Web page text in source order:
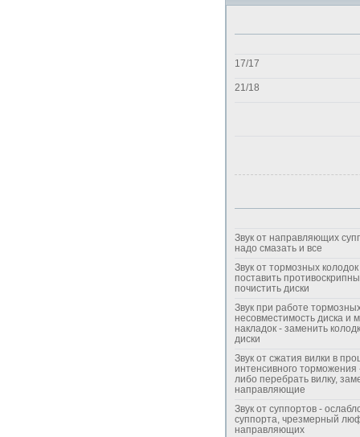
17/17
21/18
Звук от направляющих
надо смазать и все
Звук от тормозных
поставить
почистить диски
Звук при работе
несовместимость диска и
накладок - заменить
диски
Звук от сжатия вилки в
интенсивного торможения
либо перебрать вилку,
направляющие
Звук от суппортов -
суппорта, чрезмерный
направляющих